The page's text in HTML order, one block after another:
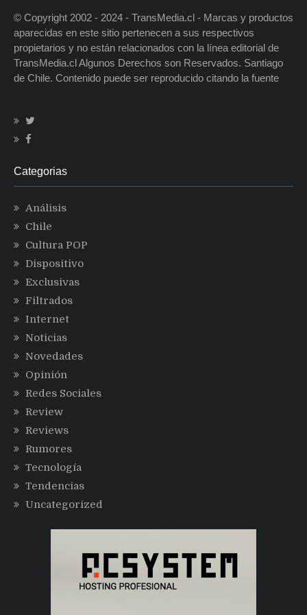
© Copyright 2002 - 2024 - TransMedia.cl - Marcas y productos
aparecidas en este sitio pertenecen a sus respectivos
propietarios y no están relacionados con la línea editorial de
TransMedia.cl Algunos Derechos son Reservados. Santiago
de Chile. Contenido puede ser reproducido citando la fuente
Categorias
Análisis
Chile
Cultura POP
Dispositivo
Exclusivas
Filtrados
Internet
Noticias
Novedades
Opinión
Redes Sociales
Review
Reviews
Rumores
Tecnología
Tendencias
Uncategorized